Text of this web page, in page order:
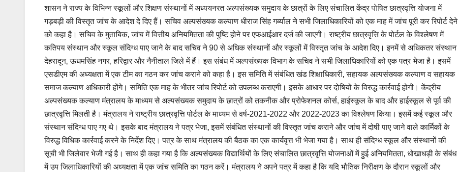
शासन ने राज्य के विभिन्न स्कूलों और शिक्षण संस्थानों में अध्ययनरत अल्पसंख्यक समुदाय के छात्रों के लिए संचालित केंद्र पोषित छात्रवृत्ति योजना में
गड़बड़ी की विस्तृत जांच के आदेश दे दिए हैं। सचिव अल्पसंख्यक कल्याण धीराज सिंह गर्ब्याल ने सभी जिलाधिकारियों को एक माह में जांच पूरी कर रिपोर्ट देने
को कहा है। सचिव के मुताबिक, जांच में वित्तीय अनियमितता की पुष्टि होने पर एफआईआर दर्ज की जाएगी। राष्ट्रीय छात्रवृत्ति के पोर्टल के विश्लेषण में
कतिपय संस्थान और स्कूल संदिग्ध पाए जाने के बाद सचिव ने 90 से अधिक संस्थानों और स्कूलों में विस्तृत जांच के आदेश दिए। इनमें से अधिकतर संस्थान
देहरादून, ऊधमसिंह नगर, हरिद्वार और नैनीताल जिले में हैं। इस संबंध में अल्पसंख्यक विभाग के सचिव ने सभी जिलाधिकारियों को एक पत्र भेजा है। इसमें
एसडीएम की अध्यक्षता में एक टीम का गठन कर जांच कराने को कहा है। इस समिति में संबंधित खंड शिक्षाधिकारी, सहायक अल्पसंख्यक कल्याण व सहायक
समाज कल्याण अधिकारी होंगे। समिति एक माह के भीतर जांच रिपोर्ट को उपलब्ध कराएगी। इसके आधार पर दोषियों के विरुद्ध कार्रवाई होगी। केंद्रीय
अल्पसंख्यक कल्याण मंत्रालय के माध्यम से अल्पसंख्यक समुदाय के छात्रों को तकनीक और प्रोफेशनल कोर्स, हाईस्कूल के बाद और हाईस्कूल से पूर्व की
छात्रवृत्ति मिलती है। मंत्रालय ने राष्ट्रीय छात्रवृत्ति पोर्टल के माध्यम से वर्ष-2021-2022 और 2022-2023 का विश्लेषण किया। इसमें कई स्कूल और
संस्थान संदिग्ध पाए गए थे। इसके बाद मंत्रालय ने पत्र भेजा, इसमें संबंधित संस्थानों की विस्तृत जांच कराने और जांच में दोषी पाए जाने वाले कार्मिकों के
विरुद्ध विधिक कार्रवाई करने के निर्देश दिए। पत्र के साथ मंत्रालय की बैठक का एक कार्यवृत्त भी भेजा गया है। साथ ही संदिग्ध स्कूल और संस्थानों की
सूची भी जिलेवार भेजी गई है। साथ ही कहा गया है कि अल्पसंख्यक विद्यार्थियों के लिए संचालित छात्रवृत्ति योजनाओं में हुई अनियमितता, धोखाधड़ी के संबंध
में उप जिलाधिकारियों की अध्यक्षता में एक जांच समिति का गठन करें। मंत्रालय ने अपने पत्र में कहा है कि यदि भौतिक निरीक्षण के दौरान स्कूलों और